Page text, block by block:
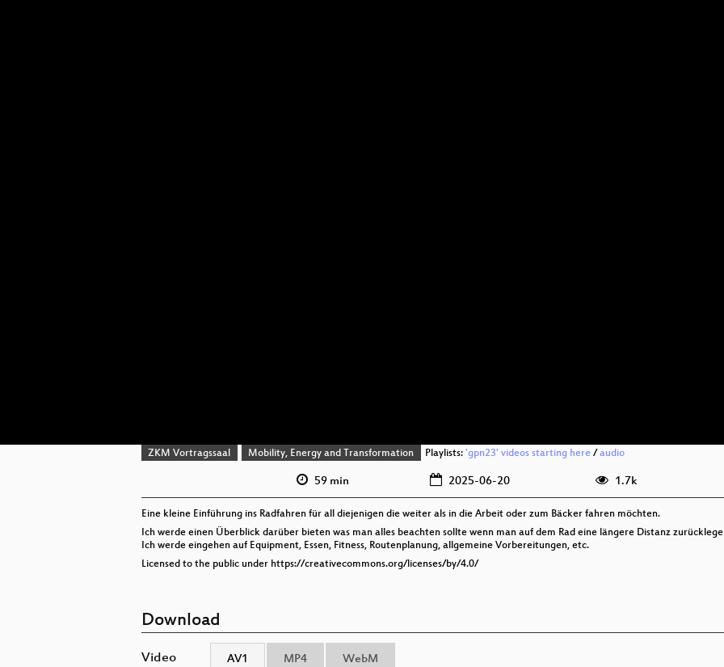
ZKM Vortragssaal Mobility, Energy and Transformation Playlists: 'gpn23' videos starting here/ audio
59 min 2025-06-20 1.7k
Eine kleine Einführung ins Radfahren für all diejenigen die weiter als in die Arbeit oder zum Bäcker fahren möchten.
Ich werde einen Überblick darüber bieten was man alles beachten sollte wenn man auf dem Rad eine längere Distanz
Ich werde eingehen auf Equipment, Essen, Fitness, Routenplanung, allgemeine Vorbereitungen, etc.
Licensed to the public under https://creativecommons.org/licenses/by/4.0/
Download
Video AV1 MP4 WebM